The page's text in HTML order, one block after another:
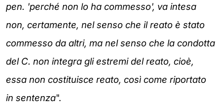
pen. 'perché non lo ha commesso', va intesa
non, certamente, nel senso che il reato è stato
commesso da altri, ma nel senso che la condotta
del C. non integra gli estremi del reato, cioè,
essa non costituisce reato, così come riportato
in sentenza".